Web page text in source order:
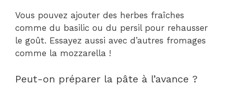
Vous pouvez ajouter des herbes fraîches
comme du basilic ou du persil pour rehausser
le goût. Essayez aussi avec d’autres fromages
comme la mozzarella !
Peut-on préparer la pâte à l’avance ?